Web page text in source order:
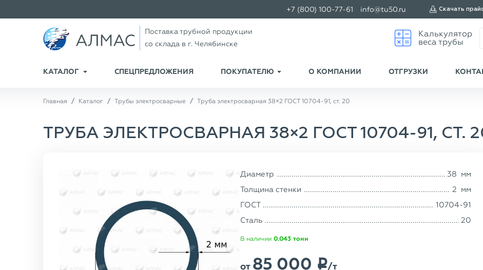
+7 (800) 100-77-61 info@tu50.ru Скачать
Поставка трубной продукции
со склада в г. Челябинске
КАТАЛОГ СПЕЦПРЕДЛОЖЕНИЯ ПОКУПАТЕЛЮ О КОМПАНИИ ОТГРУЗКИ
Главная Каталог Трубы электросварные Труба электросварная 38×2 ГОСТ 10704-91, ст. 20
ТРУБА ЭЛЕКТРОСВАРНАЯ 38×2 ГОСТ 10704-91, СТ.
Диаметр 38 мм
Толщина стенки
2 мм
ГОСТ
10704-91
Сталь
20
В наличии 0.043 тонн
от 85 000 p/т